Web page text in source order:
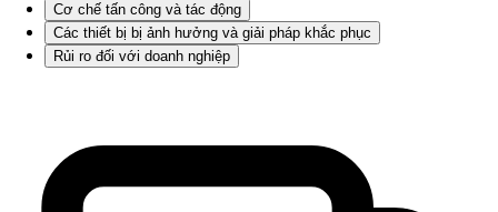
Cơ chế tấn công và tác động
Các thiết bị bị ảnh hưởng và giải pháp khắc phục
Rủi ro đối với doanh nghiệp